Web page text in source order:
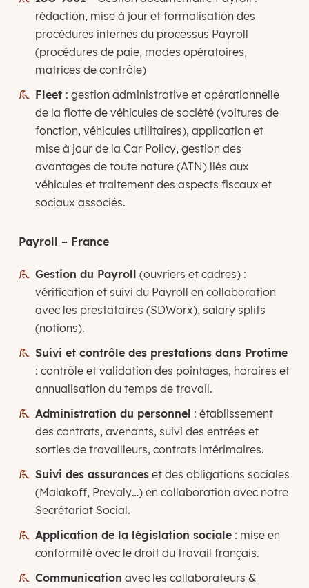
rédaction, mise à jour et formalisation des
procédures internes du processus Payroll
(procédures de paie, modes opératoires,
matrices de contrôle)
Fleet : gestion administrative et opérationnelle
de la flotte de véhicules de société (voitures de
fonction, véhicules utilitaires), application et
mise à jour de la Car Policy, gestion des
avantages de toute nature (ATN) liés aux
véhicules et traitement des aspects fiscaux et
sociaux associés.
Payroll – France
Gestion du Payroll (ouvriers et cadres) :
vérification et suivi du Payroll en collaboration
avec les prestataires (SDWorx), salary splits
(notions).
Suivi et contrôle des prestations dans Protime
: contrôle et validation des pointages, horaires et
annualisation du temps de travail.
Administration du personnel : établissement
des contrats, avenants, suivi des entrées et
sorties de travailleurs, contrats intérimaires.
Suivi des assuranceset des obligations sociales
(Malakoff, Prevaly…) en collaboration avec notre
Secrétariat Social.
Application de la législation sociale: mise en
conformité avec le droit du travail français.
Communication avec les collaborateurs &